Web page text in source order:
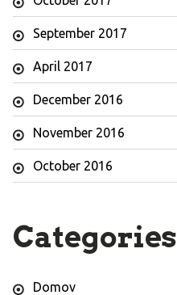
September 2017
April 2017
December 2016
November 2016
October 2016
Categories
Domov